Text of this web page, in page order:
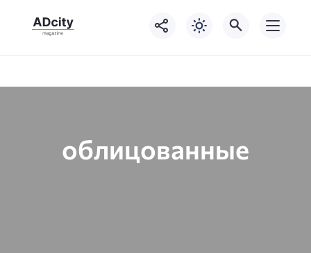
облицованные